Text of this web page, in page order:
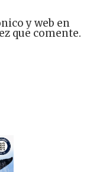
y web en
que comente.